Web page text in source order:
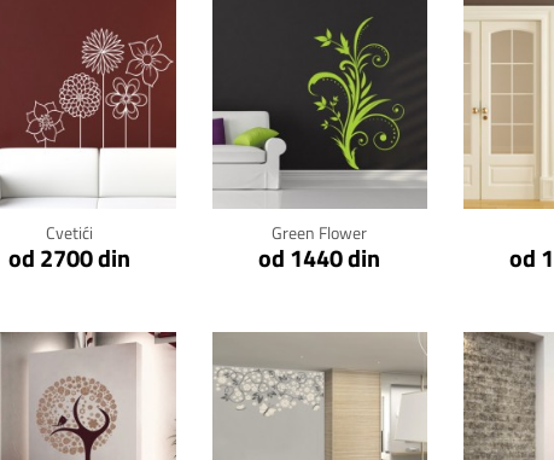
Cvetići
od 2700 din
Klikni za detalje
Green Flower
od 1440 din
Klikni za detalje
od